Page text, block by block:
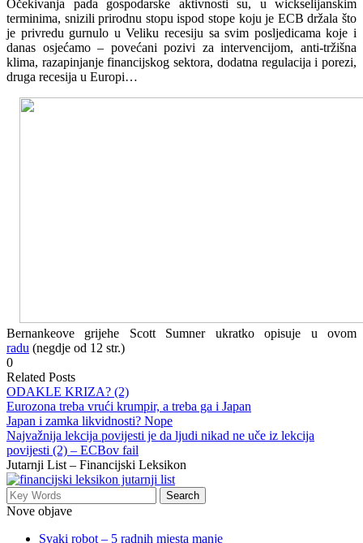
Očekivanja pada gospodarske aktivnosti su, u wickselijanskim
terminima, snizili prirodnu stopu ispod stope koju je ECB držala što
je privredu gurnulo u Veliku recesiju sa svim posljedicama koje i
danas osjećamo – povećani pozivi za intervencijom, anti-tržišna
klima, razapinjanje financijskog sektora, dodatna regulacija i porezi,
druga recesija u Europi…
Bernankeove grijehe Scott Sumner ukratko opisuje u ovom
radu (negdje od 12 str.)
0
Related Posts
ODAKLE KRIZA? (2)
Eurozona treba vrući krumpir, a treba ga i Japan
Japan i zamka likvidnosti? Nope
Najvažnija lekcija povijesti je da ljudi nikad ne uče iz lekcija
povijesti (2) – ECBov fail
Jutarnji List – Financijski Leksikon
Nove objave
Svaki robot – 5 radnih mjesta manje